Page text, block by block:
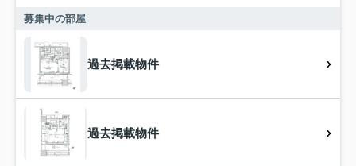
募集中の部屋
過去掲載物件
過去掲載物件